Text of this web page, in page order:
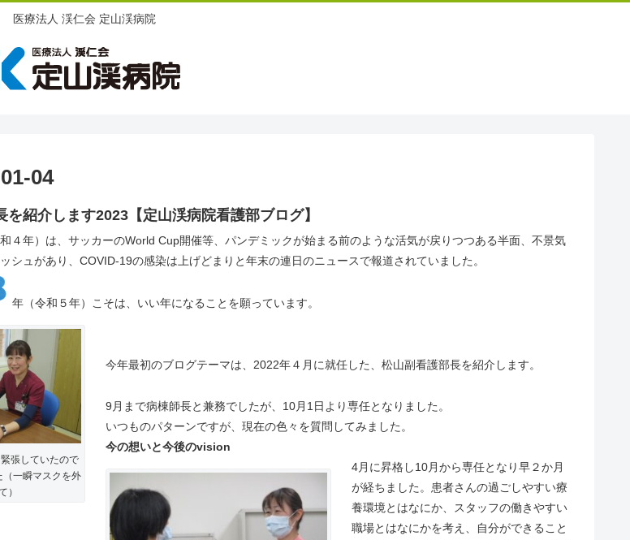
医療法人 渓仁会 定山渓病院
04
を紹介します2023【定山渓病院看護部ブログ】
４年）は、サッカーのWorld Cup開催等、パンデミックが始まる前のような活気が戻りつつある半面、不景気
シュがあり、COVID-19の感染は上げどまりと年末の連日のニュースで報道されていました。
年（令和５年）こそは、いい年になることを願っています。
張していたので
一瞬マスクを外
）
今年最初のブログテーマは、2022年４月に就任した、松山副看護部長を紹介します。
9月まで病棟師長と兼務でしたが、10月1日より専任となりました。
いつものパターンですが、現在の色々を質問してみました。
今の想いと今後のvision
4月に昇格し10月から専任となり早２か月
が経ちました。患者さんの過ごしやすい療
養環境とはなにか、スタッフの働きやすい
職場とはなにかを考え、自分ができること